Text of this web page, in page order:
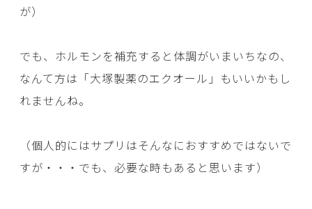
が）
でも、ホルモンを補充すると体調がいまいちなの、
なんて方は「大塚製薬のエクオール」もいいかもし
れませんね。
（個人的にはサプリはそんなにおすすめではないで
すが・・・でも、必要な時もあると思います）